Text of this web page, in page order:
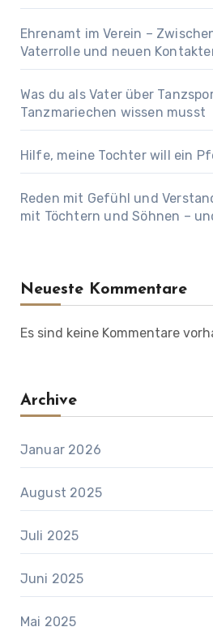
Ehrenamt im Verein –
Vaterrolle und neuen
Was du als Vater über
Tanzmariechen wissen musst
Hilfe, meine Tochter will ein
Reden mit Gefühl und
mit Töchtern und Söhnen –
Neueste Kommentare
Es sind keine Kommentare
Archive
Januar 2026
August 2025
Juli 2025
Juni 2025
Mai 2025